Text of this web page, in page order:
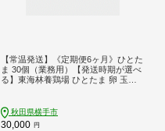
【常温発送】《定期便6ヶ月》ひとた
ま 30個（業務用）【発送時期が選べ
る】東海林養鶏場 ひとたま 卵 玉子
とたま 卵 玉子 たまご タマゴ 6か月 6
ヵ月 6カ月 6ケ月 開始時期選べる]
秋田県横手市
30,000 円